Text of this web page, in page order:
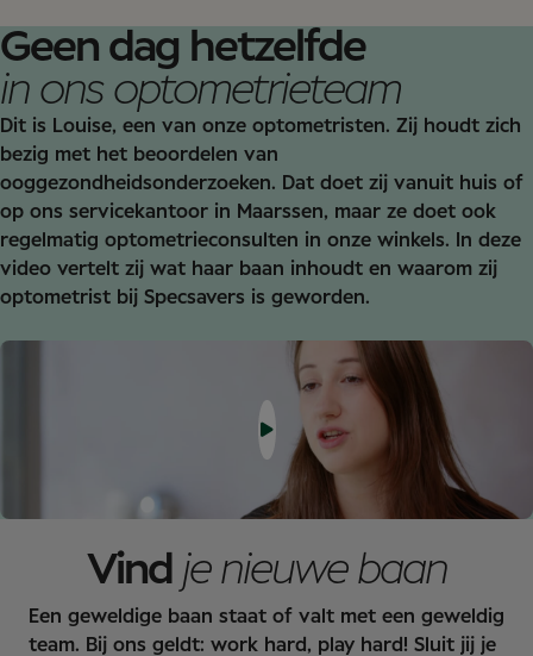
Geen dag hetzelfde
in ons optometrieteam
Dit is Louise, een van onze optometristen. Zij houdt zich
bezig met het beoordelen van
ooggezondheidsonderzoeken. Dat doet zij vanuit huis of
op ons servicekantoor in Maarssen, maar ze doet ook
regelmatig optometrieconsulten in onze winkels. In deze
video vertelt zij wat haar baan inhoudt en waarom zij
optometrist bij Specsavers is geworden.
Vind je nieuwe baan
Een geweldige baan staat of valt met een geweldig
team. Bij ons geldt: work hard, play hard! Sluit jij je